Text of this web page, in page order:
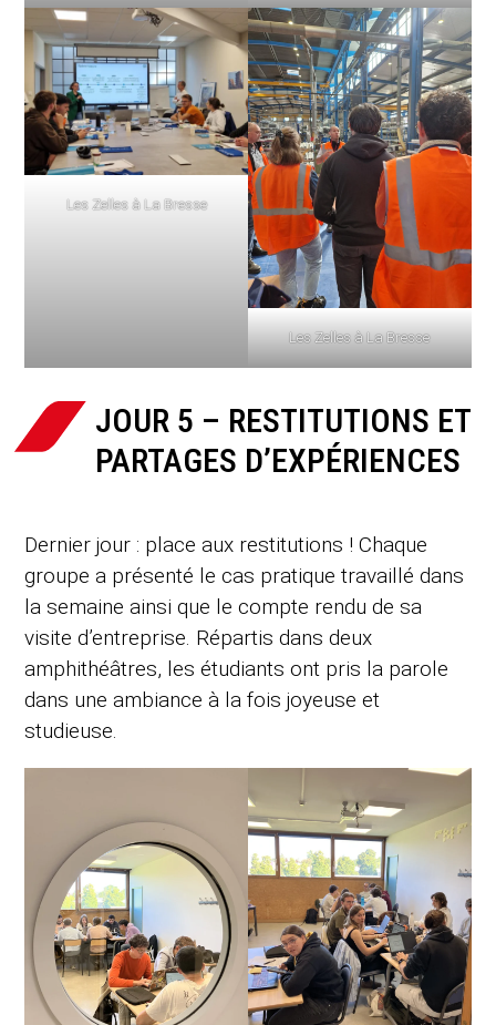
Les Zelles à La Bresse
Les Zelles à La Bresse
JOUR 5 – RESTITUTIONS ET
PARTAGES D’EXPÉRIENCES
Dernier jour : place aux restitutions ! Chaque
groupe a présenté le cas pratique travaillé dans
la semaine ainsi que le compte rendu de sa
visite d’entreprise. Répartis dans deux
amphithéâtres, les étudiants ont pris la parole
dans une ambiance à la fois joyeuse et
studieuse.